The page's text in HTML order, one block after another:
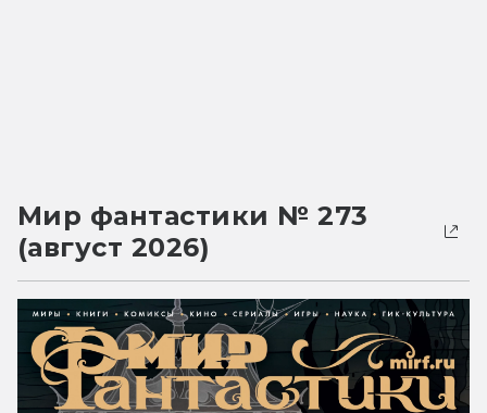
Мир фантастики № 273
(август 2026)